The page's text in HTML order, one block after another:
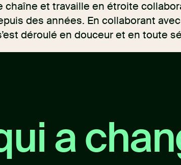
chaîne et travaille en étroite
des années. En collaborant
déroulé en douceur et en toute
a